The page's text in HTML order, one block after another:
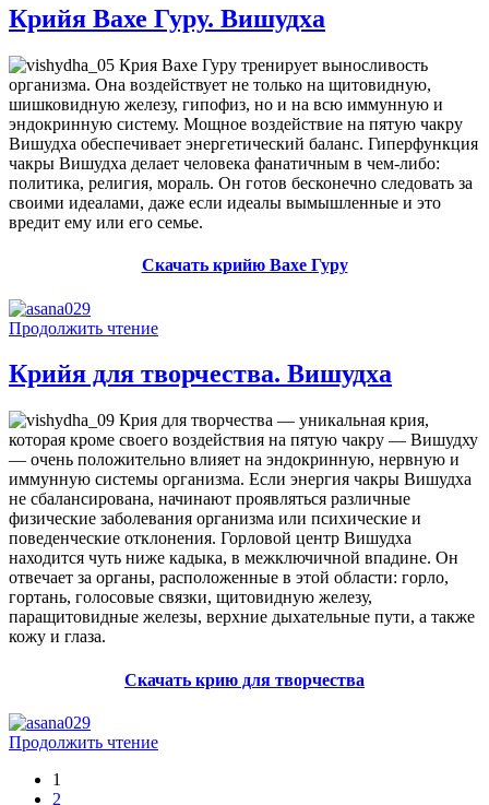
Крийя Вахе Гуру. Вишудха
Крия Вахе Гуру тренирует выносливость
организма. Она воздействует не только на щитовидную,
шишковидную железу, гипофиз, но и на всю иммунную и
эндокринную систему. Мощное воздействие на пятую чакру
Вишудха обеспечивает энергетический баланс. Гиперфункция
чакры Вишудха делает человека фанатичным в чем-либо:
политика, религия, мораль. Он готов бесконечно следовать за
своими идеалами, даже если идеалы вымышленные и это
вредит ему или его семье.
Скачать крийю Вахе Гуру
Продолжить чтение
Крийя для творчества. Вишудха
Крия для творчества — уникальная крия,
которая кроме своего воздействия на пятую чакру — Вишудху
— очень положительно влияет на эндокринную, нервную и
иммунную системы организма. Если энергия чакры Вишудха
не сбалансирована, начинают проявляться различные
физические заболевания организма или психические и
поведенческие отклонения. Горловой центр Вишудха
находится чуть ниже кадыка, в межключичной впадине. Он
отвечает за органы, расположенные в этой области: горло,
гортань, голосовые связки, щитовидную железу,
паращитовидные железы, верхние дыхательные пути, а также
кожу и глаза.
Скачать крию для творчества
Продолжить чтение
1
2